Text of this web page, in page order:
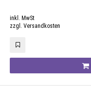
inkl. MwSt
zzgl. Versandkosten